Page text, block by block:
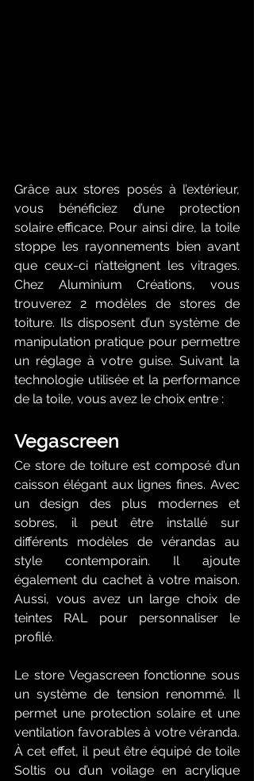
Grâce aux stores posés à l’extérieur,
vous bénéficiez d’une protection
solaire efficace. Pour ainsi dire, la toile
stoppe les rayonnements bien avant
que ceux-ci n’atteignent les vitrages.
Chez Aluminium Créations, vous
trouverez 2 modèles de stores de
toiture. Ils disposent d’un système de
manipulation pratique pour permettre
un réglage à votre guise. Suivant la
technologie utilisée et la performance
de la toile, vous avez le choix entre :
Vegascreen
Ce store de toiture est composé d’un
caisson élégant aux lignes fines. Avec
un design des plus modernes et
sobres, il peut être installé sur
différents modèles de vérandas au
style contemporain. Il ajoute
également du cachet à votre maison.
Aussi, vous avez un large choix de
teintes RAL pour personnaliser le
profilé.
Le store Vegascreen fonctionne sous
un système de tension renommé. Il
permet une protection solaire et une
ventilation favorables à votre véranda.
À cet effet, il peut être équipé de toile
Soltis ou d’un voilage en acrylique